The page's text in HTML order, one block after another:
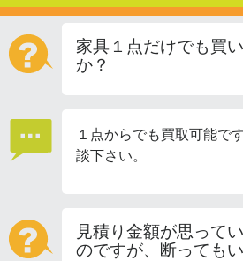
家具１点だけでも買
か？
１点からでも買取可能で
談下さい。
見積り金額が思って
のですが、断っても